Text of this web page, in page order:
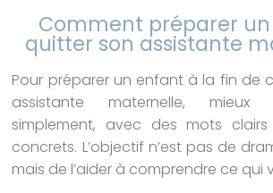
Comment préparer
quitter son assistante
Pour préparer un enfant à la fin de
assistante maternelle,
simplement, avec des mots
concrets. L’objectif n’est pas de
mais de l’aider à comprendre ce qui